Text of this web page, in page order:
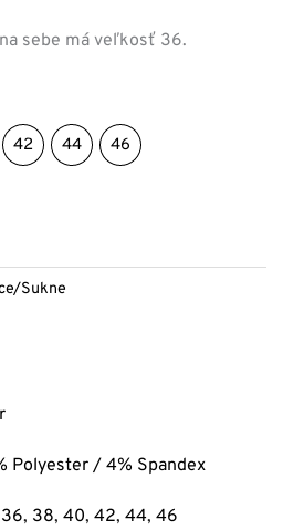
sebe má veľkosť 36.
42 44 46
Sukne
Polyester / 4% Spandex
36, 38, 40, 42, 44, 46